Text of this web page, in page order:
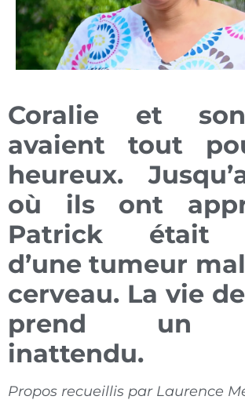
Coralie et
avaient tout
heureux.
où ils ont
Patrick était
d’une tumeur
cerveau. La vie
prend un
inattendu.
Propos recueillis par Laurence